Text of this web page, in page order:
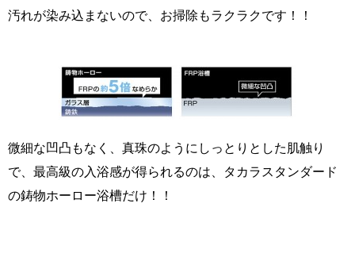
汚れが染み込まないので、お掃除もラクラクです！！
微細な凹凸もなく、真珠のようにしっとりとした肌触り
で、最高級の入浴感が得られるのは、タカラスタンダード
の鋳物ホーロー浴槽だけ！！